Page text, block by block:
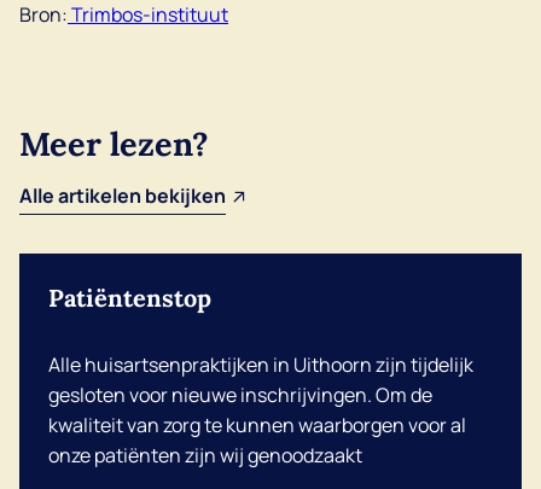
Bron:Trimbos-instituut
Meer lezen?
Alle artikelen bekijken
Patiëntenstop
Alle huisartsenpraktijken in Uithoorn zijn tijdelijk
gesloten voor nieuwe inschrijvingen. Om de
kwaliteit van zorg te kunnen waarborgen voor al
onze patiënten zijn wij genoodzaakt